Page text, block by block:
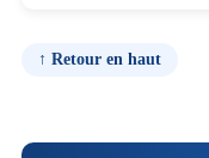
↑ Retour en haut